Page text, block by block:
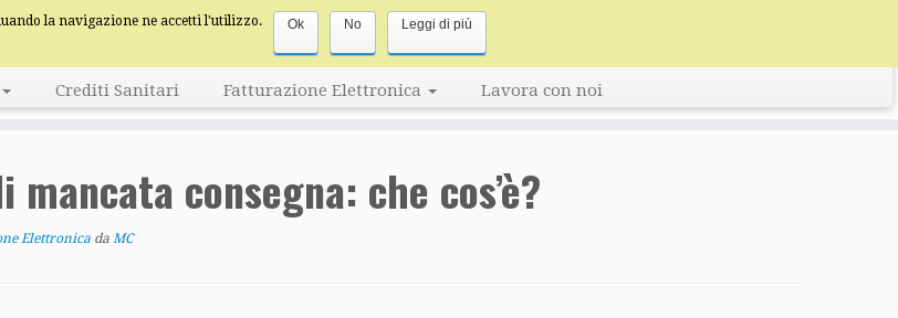
Crediti Sanitari Fatturazione Elettronica Lavora con noi
consegna: che cos’è?
Elettronica da MC
la navigazione ne accetti l'utilizzo. Ok No Leggi di più